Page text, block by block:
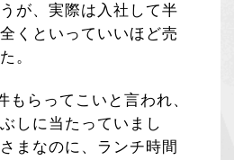
が、実際は入社して半
くといっていいほど売
。
もらってこいと言われ、
しに当たっていまし
まなのに、ランチ時間